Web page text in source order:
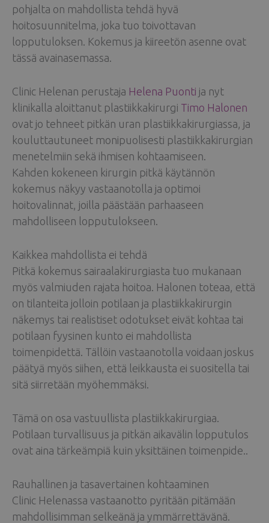
pohjalta on mahdollista tehdä hyvä
hoitosuunnitelma, joka tuo toivottavan
lopputuloksen. Kokemus ja kiireetön asenne ovat
tässä avainasemassa.
Clinic Helenan perustaja Helena Puonti ja nyt
klinikalla aloittanut plastiikkakirurgi Timo Halonen
ovat jo tehneet pitkän uran plastiikkakirurgiassa, ja
kouluttautuneet monipuolisesti plastiikkakirurgian
menetelmiin sekä ihmisen kohtaamiseen.
Kahden kokeneen kirurgin pitkä käytännön
kokemus näkyy vastaanotolla ja optimoi
hoitovalinnat, joilla päästään parhaaseen
mahdolliseen lopputulokseen.
Kaikkea mahdollista ei tehdä
Pitkä kokemus sairaalakirurgiasta tuo mukanaan
myös valmiuden rajata hoitoa. Halonen toteaa, että
on tilanteita jolloin potilaan ja plastiikkakirurgin
näkemys tai realistiset odotukset eivät kohtaa tai
potilaan fyysinen kunto ei mahdollista
toimenpidettä. Tällöin vastaanotolla voidaan joskus
päätyä myös siihen, että leikkausta ei suositella tai
sitä siirretään myöhemmäksi.
Tämä on osa vastuullista plastiikkakirurgiaa.
Potilaan turvallisuus ja pitkän aikavälin lopputulos
ovat aina tärkeämpiä kuin yksittäinen toimenpide..
Rauhallinen ja tasavertainen kohtaaminen
Clinic Helenassa vastaanotto pyritään pitämään
mahdollisimman selkeänä ja ymmärrettävänä.